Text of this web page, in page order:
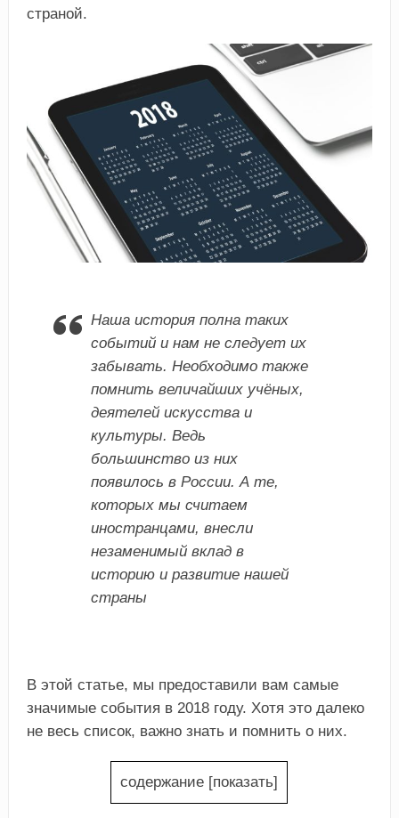
страной.
Наша история полна таких
событий и нам не следует их
забывать. Необходимо также
помнить величайших учёных,
деятелей искусства и
культуры. Ведь
большинство из них
появилось в России. А те,
которых мы считаем
иностранцами, внесли
незаменимый вклад в
историю и развитие нашей
страны
В этой статье, мы предоставили вам самые
значимые события в 2018 году. Хотя это далеко
не весь список, важно знать и помнить о них.
содержание [показать]